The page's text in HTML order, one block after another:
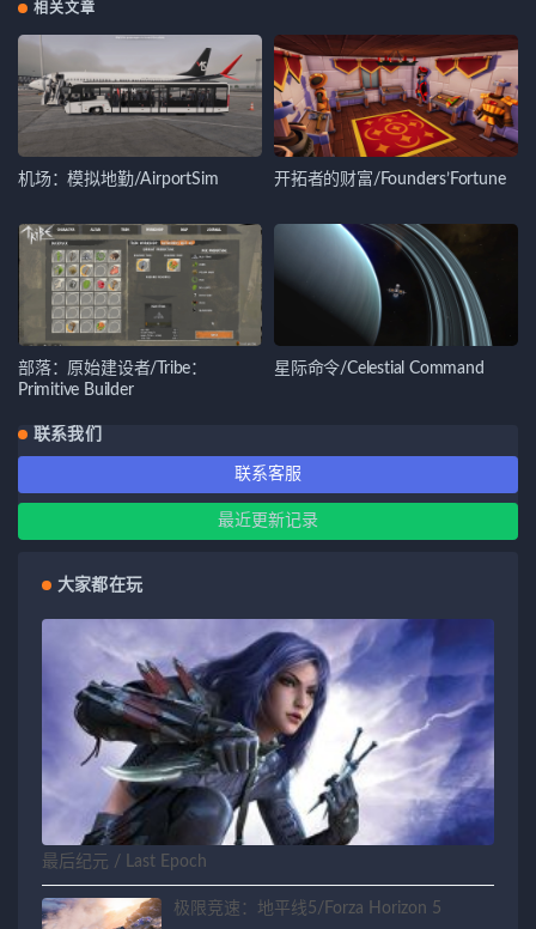
相关文章
机场：模拟地勤/AirportSim 开拓者的财富/Founders’Fortune
部落：原始建设者/Tribe：
Primitive Builder
星际命令/Celestial Command
联系我们
联系客服
最近更新记录
大家都在玩
最后纪元 / Last Epoch
极限竞速：地平线5/Forza Horizon 5